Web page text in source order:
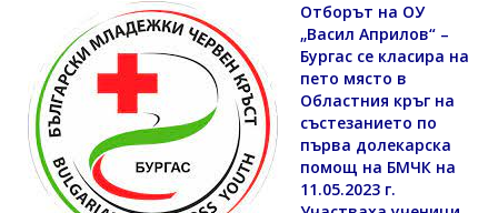
Отборът на ОУ
„Васил Априлов“ –
Бургас се класира на
пето място в
Областния кръг на
състезанието по
първа долекарска
помощ на БМЧК на
11.05.2023 г.